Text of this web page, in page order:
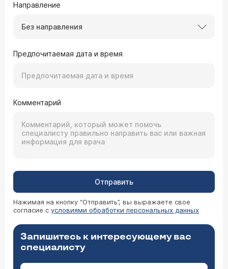
Направление
Без направления
Предпочитаемая дата и время
Комментарий
Отправить
Нажимая на кнопку “Отправить”, вы выражаете свое
согласие с условиями обработки персональных данных
Запишитесь к интересующему вас
специалисту